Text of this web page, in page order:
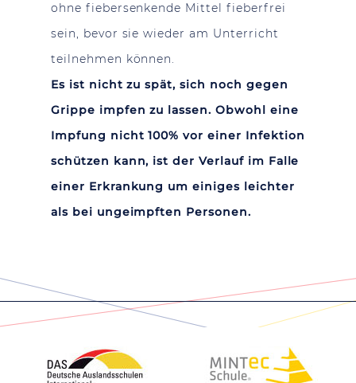
ohne fiebersenkende Mittel fieberfrei
sein, bevor sie wieder am Unterricht
teilnehmen können.
Es ist nicht zu spät, sich noch gegen
Grippe impfen zu lassen. Obwohl eine
Impfung nicht 100% vor einer Infektion
schützen kann, ist der Verlauf im Falle
einer Erkrankung um einiges leichter
als bei ungeimpften Personen.